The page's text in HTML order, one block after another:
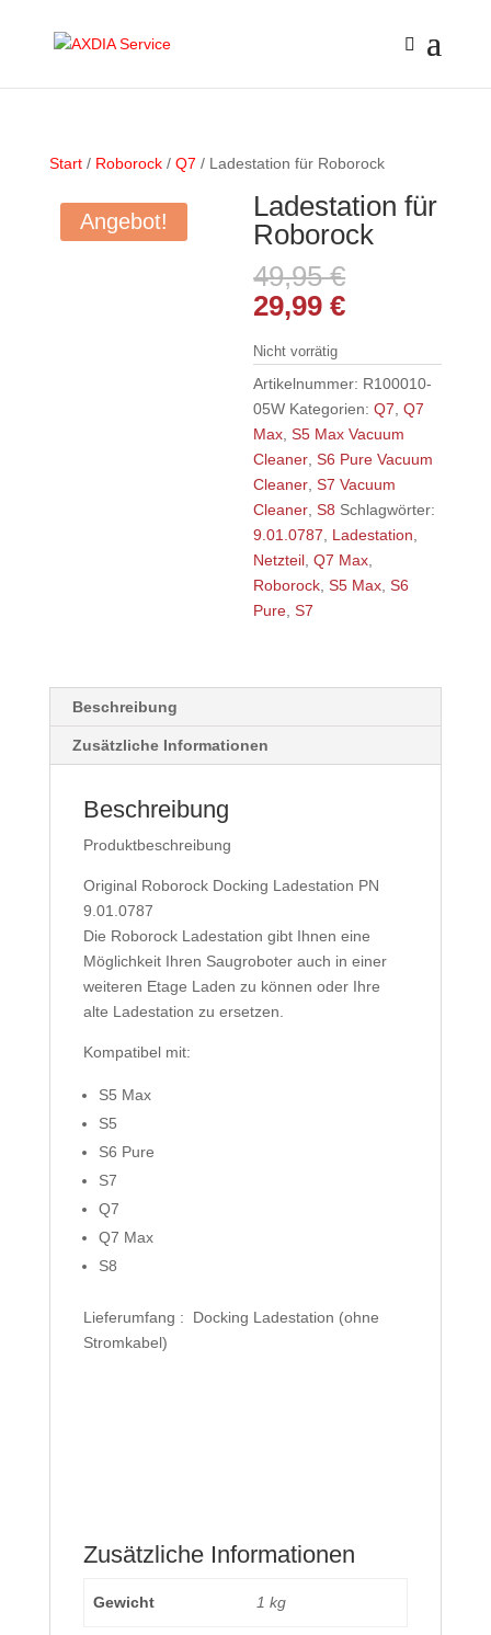
Start/ Roborock/ Q7 / Ladestation für Roborock
Angebot!
Ladestation für
Roborock
49,95€
29,99€Aktueller
ist:
29,99 €.
Nicht vorrätig
Artikelnummer: R100010-
05W Kategorien:Q7 ,Q7
Max ,S5 Max Vacuum
Cleaner ,S6 Pure Vacuum
Cleaner ,S7 Vacuum
Cleaner ,S8 Schlagwörter:
9.01.0787
Ladestation
Netzteil ,Q7 Max
Roborock ,S5 Max ,S6
Pure ,S7
Beschreibung
Zusätzliche Informationen
Beschreibung
Produktbeschreibung
Original Roborock Docking Ladestation PN
9.01.0787
Die Roborock Ladestation gibt Ihnen eine
Möglichkeit Ihren Saugroboter auch in einer
weiteren Etage Laden zu können oder Ihre
alte Ladestation zu ersetzen.
Kompatibel mit:
S5 Max
S5
S6 Pure
S7
Q7
Q7 Max
S8
Lieferumfang : Docking Ladestation (ohne
Stromkabel)
Zusätzliche Informationen
Gewicht 1 kg